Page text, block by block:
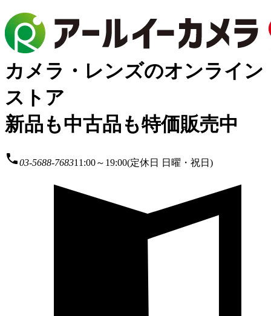
カメラ・レンズのオンライン
ストア
新品も中古品も特価販売中
local_phone03-5688-768311:00～19:00(定休日 日曜・祝日)